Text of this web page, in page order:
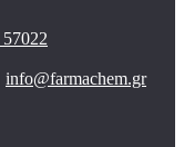
info@farmachem.gr